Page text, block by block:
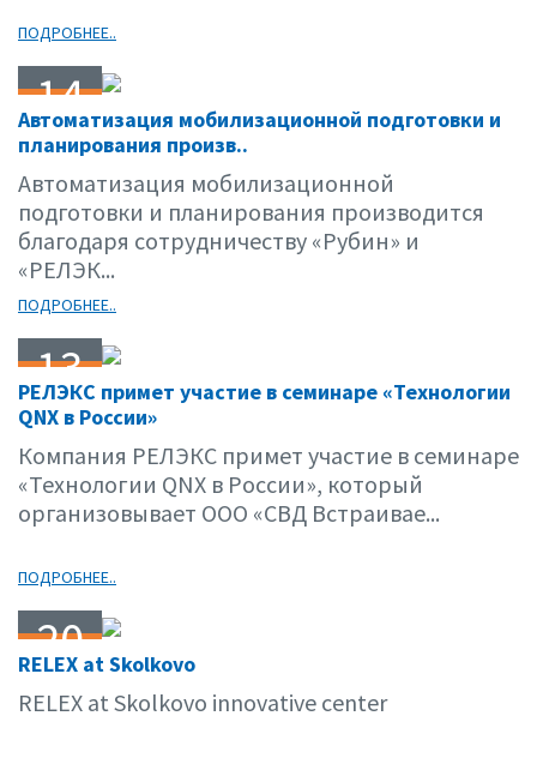
ПОДРОБНЕЕ..
14
05.15
Автоматизация мобилизационной подготовки и
планирования произв..
Автоматизация мобилизационной
подготовки и планирования производится
благодаря сотрудничеству «Рубин» и
«РЕЛЭК...
ПОДРОБНЕЕ..
13
05.15
РЕЛЭКС примет участие в семинаре «Технологии
QNX в России»
Компания РЕЛЭКС примет участие в семинаре
«Технологии QNX в России», который
организовывает ООО «СВД Встраивае...
ПОДРОБНЕЕ..
20
04.15
RELEX at Skolkovo
RELEX at Skolkovo innovative center